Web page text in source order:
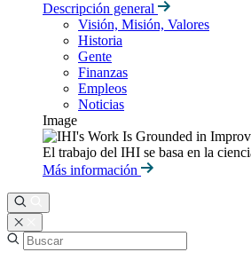
Descripción general
Visión, Misión, Valores
Historia
Gente
Finanzas
Empleos
Noticias
Image
El trabajo del IHI se basa en la
Más información